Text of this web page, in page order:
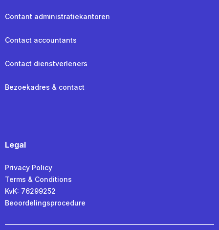
Contant administratiekantoren
Contact accountants
Contact dienstverleners
Bezoekadres & contact
Legal
Privacy Policy
Terms & Conditions
KvK: 76299252
Beoordelingsprocedure